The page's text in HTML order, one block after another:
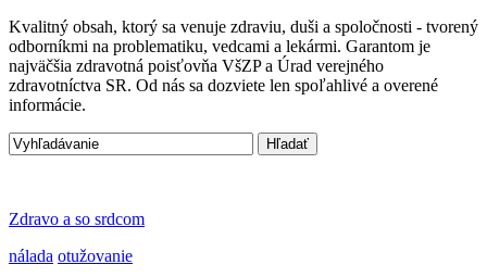
Kvalitný obsah, ktorý sa venuje zdraviu, duši a spoločnosti - tvorený
odborníkmi na problematiku, vedcami a lekármi. Garantom je
najväčšia zdravotná poisťovňa VšZP a Úrad verejného
zdravotníctva SR. Od nás sa dozviete len spoľahlivé a overené
informácie.
Zdravo a so srdcom
nálada otužovanie